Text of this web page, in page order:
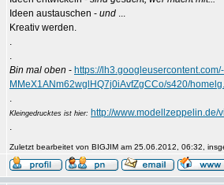
Ideen austauschen - und ...
Kreativ werden.
.
.
Bin mal oben - https://
MMeX1ANm62wglHQ7j0iAvfZgCCo/s420/
.
Kleingedrucktes ist hier: http://
.
Zuletzt bearbeitet von BIGJIM am 25.06.2012, 06:32,